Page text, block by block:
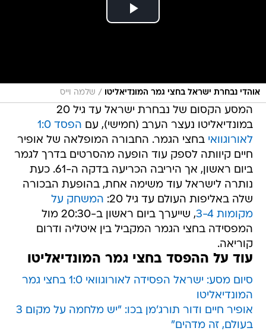
אוהדי נבחרת ישראל בחצי גמר המונדיאליטו / שלמה וייס
המסע הקסום של נבחרת ישראל עד גיל 20
במונדיאליטו נעצר הערב (חמישי), עם
הפסד 1:0
לאורוגוואי בחצי הגמר. החבורה המופלאה של אופיר
חיים קיוותה לספק עוד הופעה מהסרטים בדרך לגמר
ביום ראשון, אך היריבה הכריעה בדקה ה-61. כעת
נותרה לישראל עוד משימה אחת, בהופעת הבכורה
שלה באליפות העולם עד גיל 20:
המשחק על
מקומות 3-4
, שייערך ביום ראשון ב-20:30 מול
המפסידה בחצי הגמר המקביל בין איטליה ודרום
קוריאה.
עוד על ההפסד בחצי גמר המונדיאליטו
סיום מסע: ישראל הפסידה לאורוגוואי 1:0 בחצי גמר
המונדיאליטו
אופיר חיים ודור תורג'מן בכו: "יש מלחמה על מקום 3
בעולם, זה מדהים"